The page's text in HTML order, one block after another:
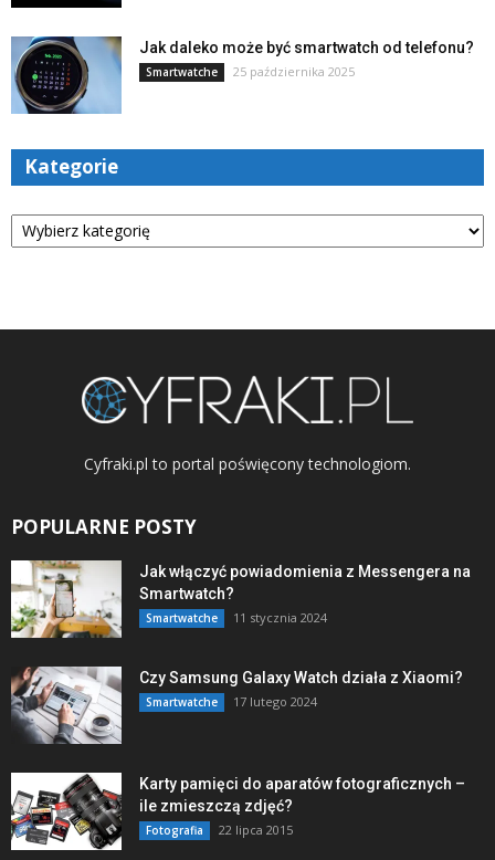
Jak daleko może być smartwatch od telefonu?
Smartwatche 25 października 2025
Kategorie
Kategorie
Cyfraki.pl to portal poświęcony technologiom.
POPULARNE POSTY
Jak włączyć powiadomienia z Messengera na
Smartwatch?
Smartwatche 11 stycznia 2024
Czy Samsung Galaxy Watch działa z Xiaomi?
Smartwatche 17 lutego 2024
Karty pamięci do aparatów fotograficznych –
ile zmieszczą zdjęć?
Fotografia 22 lipca 2015